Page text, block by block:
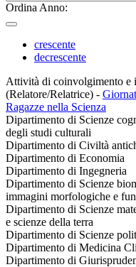
Ordina Anno:
crescente
decrescente
Attività di coinvolgimento e
(Relatore/Relatrice) -
Ragazze nella Scienza
Dipartimento di Scienze
degli studi culturali
Dipartimento di Civiltà
Dipartimento di Economia
Dipartimento di Ingegneria
Dipartimento di Scienze
immagini morfologiche e
Dipartimento di Scienze
e scienze della terra
Dipartimento di Scienze
Dipartimento di Medicina
Dipartimento di